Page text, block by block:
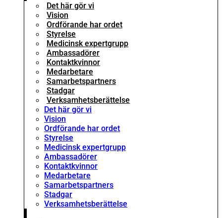
Det här gör vi
Vision
Ordförande har ordet
Styrelse
Medicinsk expertgrupp
Ambassadörer
Kontaktkvinnor
Medarbetare
Samarbetspartners
Stadgar
Verksamhetsberättelse
Det här gör vi
Vision
Ordförande har ordet
Styrelse
Medicinsk expertgrupp
Ambassadörer
Kontaktkvinnor
Medarbetare
Samarbetspartners
Stadgar
Verksamhetsberättelse